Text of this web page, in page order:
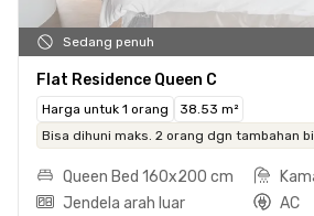
Sedang penuh
Flat Residence Queen C
Harga untuk 1 orang
38.53 m²
Bisa dihuni maks. 2 orang dgn tambahan
Queen Bed 160x200 cm
Jendela arah luar
AC